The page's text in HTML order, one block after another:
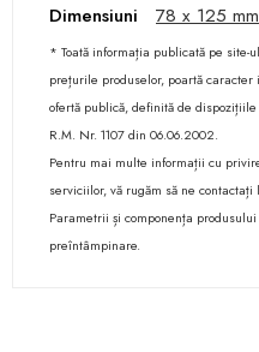
Dimensiuni
78 x 125 mm
* Toată informația publicată pe site-
prețurile produselor, poartă
ofertă publică, definită de
R.M. Nr. 1107 din 06.06.2002.
Pentru mai multe informații cu
serviciilor, vă rugăm să ne
Parametrii și componența
preîntâmpinare.